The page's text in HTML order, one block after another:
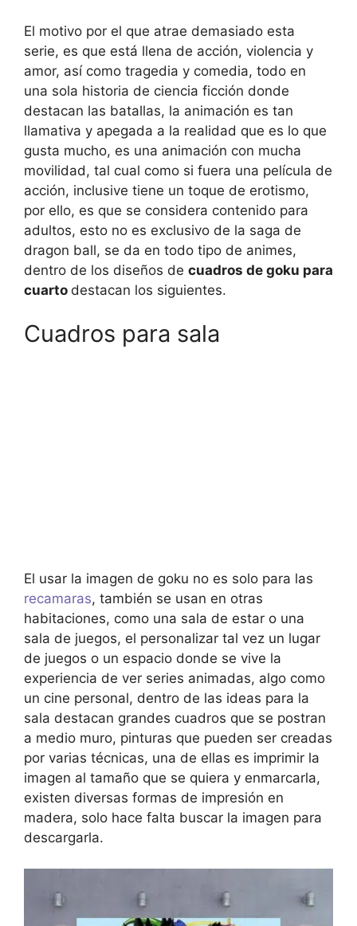
El motivo por el que atrae demasiado esta
serie, es que está llena de acción, violencia y
amor, así como tragedia y comedia, todo en
una sola historia de ciencia ficción donde
destacan las batallas, la animación es tan
llamativa y apegada a la realidad que es lo que
gusta mucho, es una animación con mucha
movilidad, tal cual como si fuera una película de
acción, inclusive tiene un toque de erotismo,
por ello, es que se considera contenido para
adultos, esto no es exclusivo de la saga de
dragon ball, se da en todo tipo de animes,
dentro de los diseños de cuadros de goku para
cuarto destacan los siguientes.
Cuadros para sala
El usar la imagen de goku no es solo para las
recamaras, también se usan en otras
habitaciones, como una sala de estar o una
sala de juegos, el personalizar tal vez un lugar
de juegos o un espacio donde se vive la
experiencia de ver series animadas, algo como
un cine personal, dentro de las ideas para la
sala destacan grandes cuadros que se postran
a medio muro, pinturas que pueden ser creadas
por varias técnicas, una de ellas es imprimir la
imagen al tamaño que se quiera y enmarcarla,
existen diversas formas de impresión en
madera, solo hace falta buscar la imagen para
descargarla.